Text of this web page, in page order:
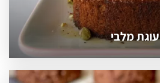
עוגת מלבי